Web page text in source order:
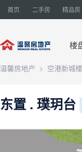
首页 二手房 精品房
楼
温馨房地产 > 空港新城
东置 . 璞玥台